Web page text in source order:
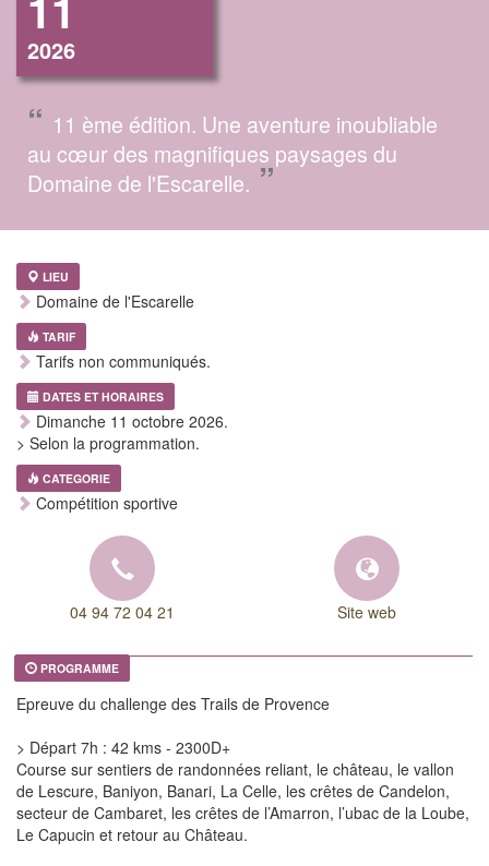
2026
“ 11 ème édition. Une aventure inoubliable
au cœur des magnifiques paysages du
Domaine de l'Escarelle. ”
LIEU
Domaine de l'Escarelle
TARIF
Tarifs non communiqués.
DATES ET HORAIRES
Dimanche 11 octobre 2026.
> Selon la programmation.
CATEGORIE
Compétition sportive
04 94 72 04 21 Site web
PROGRAMME
Epreuve du challenge des Trails de Provence
> Départ 7h : 42 kms - 2300D+
Course sur sentiers de randonnées reliant, le château, le vallon
de Lescure, Baniyon, Banari, La Celle, les crêtes de Candelon,
secteur de Cambaret, les crêtes de l’Amarron, l’ubac de la Loube,
Le Capucin et retour au Château.